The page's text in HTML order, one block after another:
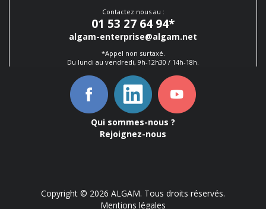
Contactez nous au :
01 53 27 64 94*
algam-enterprise@algam.net
*Appel non surtaxé.
Du lundi au vendredi, 9h-12h30 / 14h-18h.
Qui sommes-nous ?
Rejoignez-nous
Copyright © 2026 ALGAM. Tous droits réservés.
Mentions légales